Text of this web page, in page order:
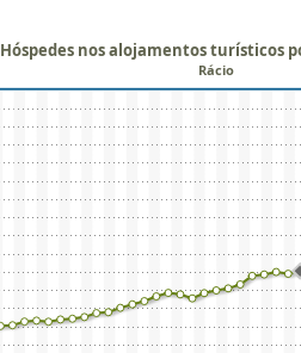
Hóspedes nos alojamentos turísticos
Rácio